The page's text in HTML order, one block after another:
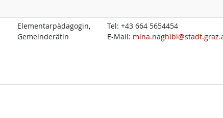
Elementarpädagogin,
Gemeinderätin
Tel:+43 664 5654454
E-Mail: